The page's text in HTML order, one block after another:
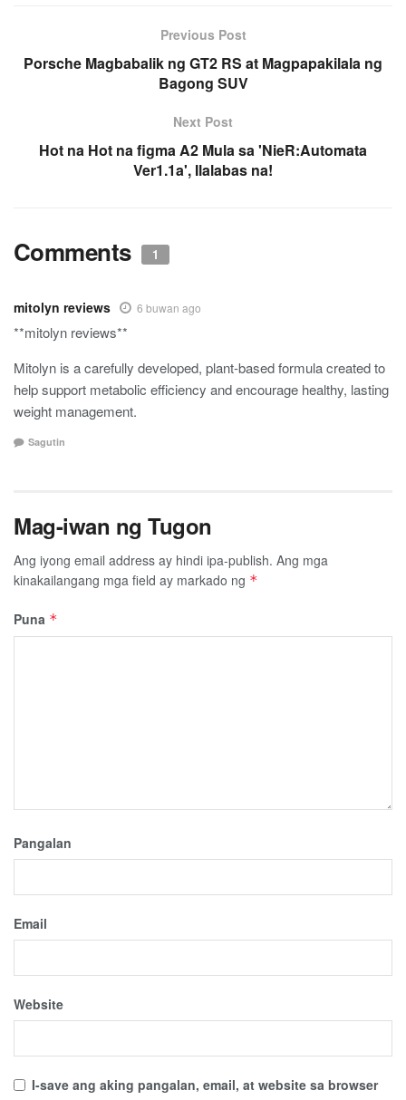
Previous Post
Porsche Magbabalik ng GT2 RS at Magpapakilala ng
Bagong SUV
Next Post
Hot na Hot na figma A2 Mula sa 'NieR:Automata
Ver1.1a', Ilalabas na!
Comments 1
mitolyn reviews 6 buwan ago
**mitolyn reviews**
Mitolyn is a carefully developed, plant-based formula created to
help support metabolic efficiency and encourage healthy, lasting
weight management.
Sagutin
Mag-iwan ng Tugon
Ang iyong email address ay hindi ipa-publish. Ang mga
kinakailangang mga field ay markado ng *
Puna *
Pangalan
Email
Website
I-save ang aking pangalan, email, at website sa browser